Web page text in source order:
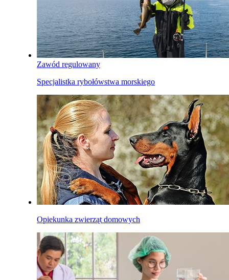
Zawód regulowany
Specjalistka rybołówstwa morskiego
Opiekunka zwierząt domowych